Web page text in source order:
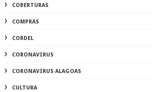
COBERTURAS
COMPRAS
CORDEL
CORONAVIRUS
CORONAVIRUS ALAGOAS
CULTURA